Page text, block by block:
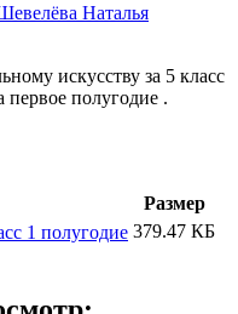
Наталья
искусству за 5 класс
полугодие .
Размер
1 полугодие 379.47 КБ